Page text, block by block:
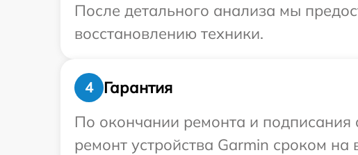
После детального анализа мы
восстановлению техники.
4
Гарантия
По окончании ремонта и
ремонт устройства Garmin сроком на